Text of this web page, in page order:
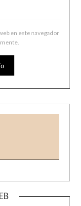
en este navegador